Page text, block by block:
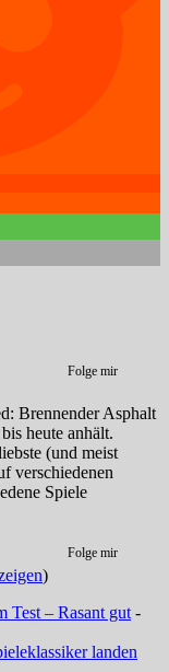
Folge mir
Brennender Asphalt
heute anhält.
(und meist
verschiedenen
Spiele
Folge mir
)
Test – Rasant gut -
landen